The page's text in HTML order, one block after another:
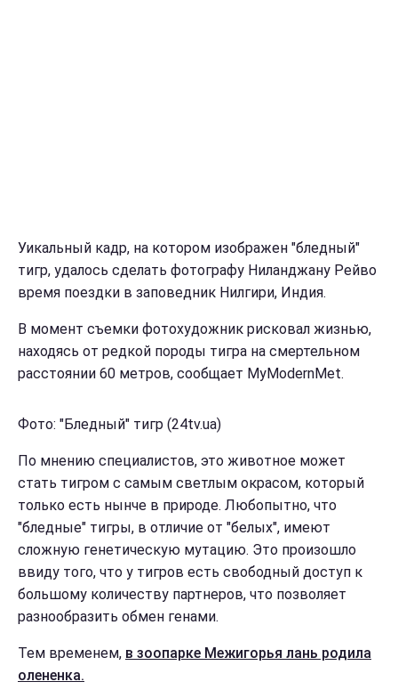
Уикальный кадр, на котором изображен "бледный"
тигр, удалось сделать фотографу Ниланджану Рейво
время поездки в заповедник Нилгири, Индия.
В момент съемки фотохудожник рисковал жизнью,
находясь от редкой породы тигра на смертельном
расстоянии 60 метров, сообщает MyModernMet.
Фото: "Бледный" тигр (24tv.ua)
По мнению специалистов, это животное может
стать тигром с самым светлым окрасом, который
только есть нынче в природе. Любопытно, что
"бледные" тигры, в отличие от "белых", имеют
сложную генетическую мутацию. Это произошло
ввиду того, что у тигров есть свободный доступ к
большому количеству партнеров, что позволяет
разнообразить обмен генами.
Тем временем, в зоопарке Межигорья лань родила
олененка.